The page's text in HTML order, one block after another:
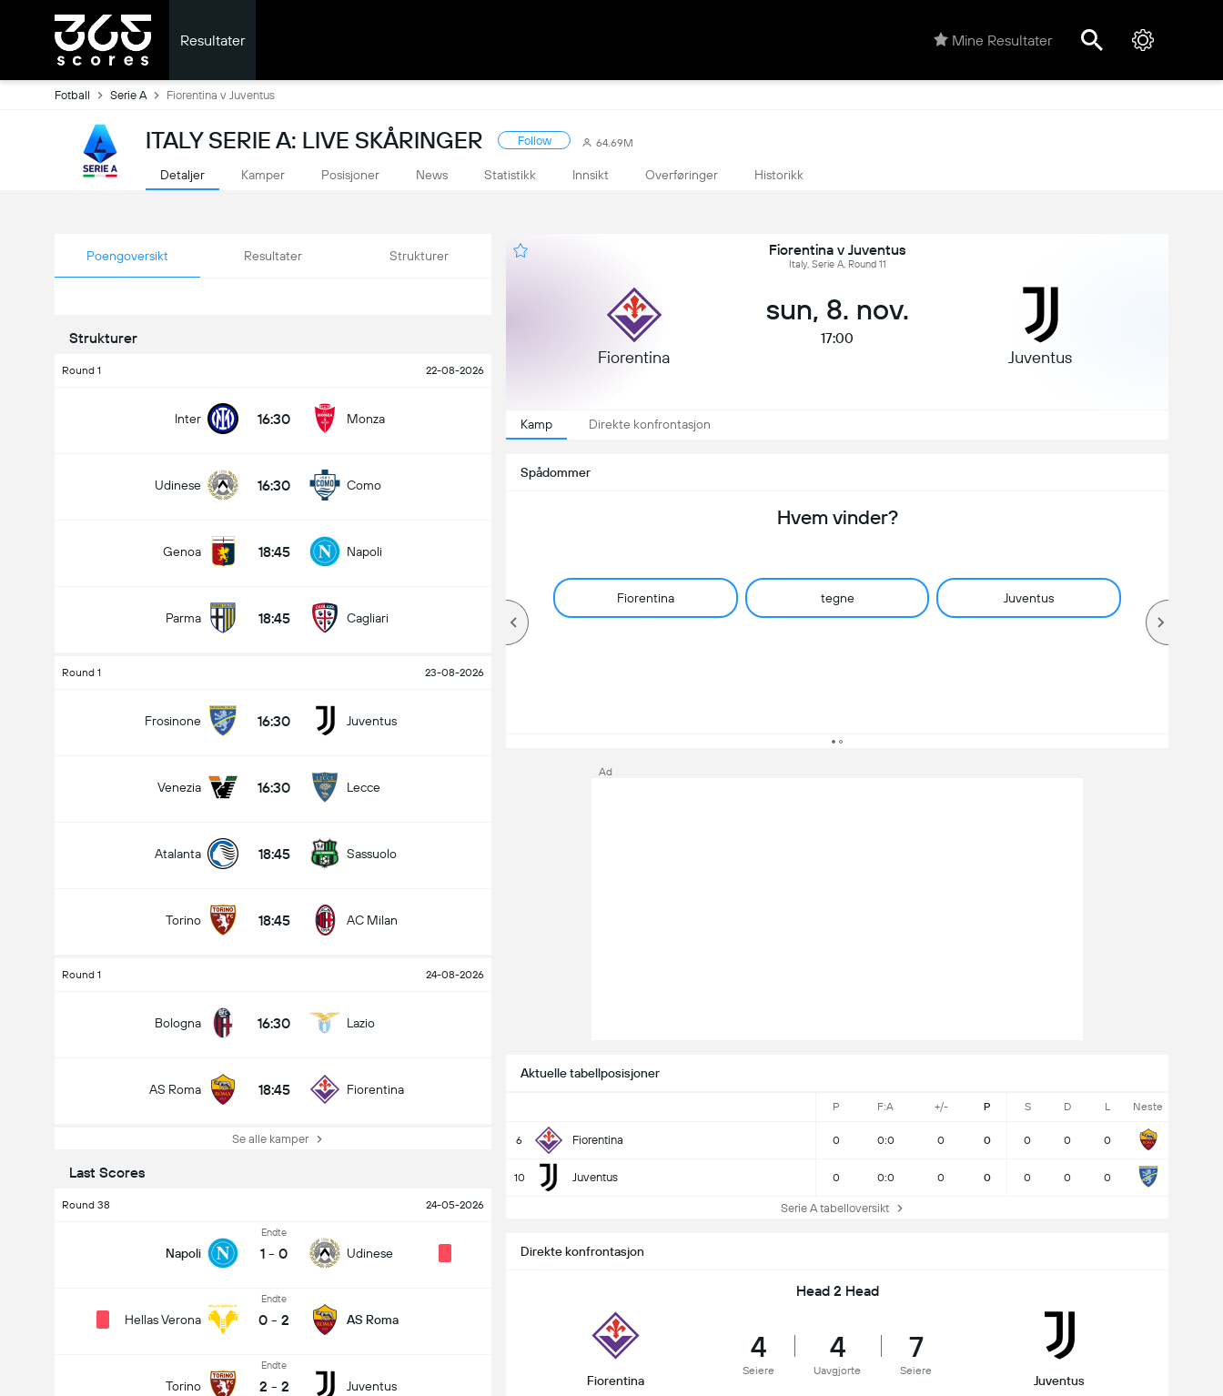
Resultater Mine Resultater
Fotball Serie A Fiorentina v Juventus
ITALY SERIE A: LIVE SKÅRINGER Follow 64.69M
Detaljer Kamper Posisjoner News Statistikk Innsikt Overføringer Historikk
Poengoversikt Resultater Strukturer
Strukturer
Round 1 22-08-2026
Inter 16:30 Monza
Udinese 16:30 Como
Genoa 18:45 Napoli
Parma 18:45 Cagliari
Round 1 23-08-2026
Frosinone 16:30 Juventus
Venezia 16:30 Lecce
Atalanta 18:45 Sassuolo
Torino 18:45 AC Milan
Round 1 24-08-2026
Bologna 16:30 Lazio
AS Roma 18:45 Fiorentina
Se alle kamper
Last Scores
Round 38 24-05-2026
Napoli
Endte
1 - 0 Udinese
Hellas Verona
Endte
0 - 2 AS Roma
Torino
Endte
2 - 2 Juventus
Fiorentina v Juventus
Italy, Serie A, Round 11
Fiorentina
sun, 8. nov.
17:00
Juventus
Kamp Direkte konfrontasjon
Spådommer
Hvem vinder?
Fiorentina tegne Juventus
Aktuelle tabellposisjoner
P F:A +/- P S D L Neste
6 Fiorentina 0 0:0 0 0 0 0 0
10 Juventus 0 0:0 0 0 0 0 0
Serie A tabelloversikt
Direkte konfrontasjon
Head 2 Head
Fiorentina
4
Seiere
4
Uavgjorte
7
Seiere
Juventus
Ad